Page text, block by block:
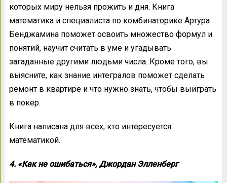
которых миру нельзя прожить и дня. Книга
математика и специалиста по комбинаторике Артура
Бенджамина поможет освоить множество формул и
понятий, научит считать в уме и угадывать
загаданные другими людьми числа. Кроме того, вы
выясните, как знание интегралов поможет сделать
ремонт в квартире и что нужно знать, чтобы выиграть
в покер.
Книга написана для всех, кто интересуется
математикой.
4. «Как не ошибаться», Джордан Элленберг